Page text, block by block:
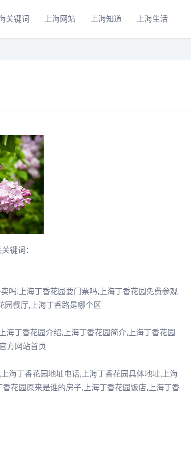
关键词 上海网站 上海知道 上海生活
键词：
吗,上海丁香花园要门票吗,上海丁香花园免费参观
园餐厅,上海丁香路是哪个区
海丁香花园介绍,上海丁香花园简介,上海丁香花园
方网站首页
海丁香花园地址电话,上海丁香花园具体地址,上海
花园原来是谁的房子,上海丁香花园饭店,上海丁香